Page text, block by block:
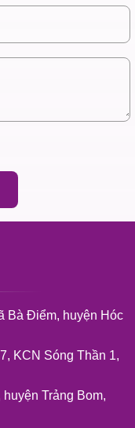
Bà Điểm, huyện Hóc
KCN Sóng Thần 1,
Trảng Bom,